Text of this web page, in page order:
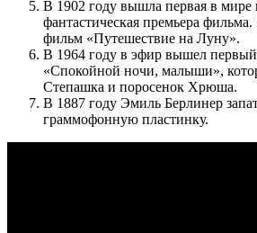
В 1902 году вышла первая в мире
фантастическая премьера
фильм «Путешествие на Луну».
В 1964 году в эфир вышел
«Спокойной ночи, малыши»,
Степашка и поросенок Хрюша.
В 1887 году Эмиль Берлинер
граммофонную пластинку.